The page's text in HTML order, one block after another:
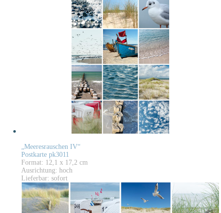
„Meeresrauschen IV“
Postkarte pk3011
Format: 12,1 x 17,2 cm
Ausrichtung: hoch
Lieferbar: sofort